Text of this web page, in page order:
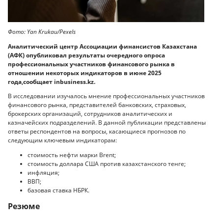
Фото: Yan Krukau/Pexels
Аналитический центр Ассоциации финансистов Казахстана
(АФК) опубликовал результаты очередного опроса
профессиональных участников финансового рынка в
отношении некоторых индикаторов в июне 2025
года,сообщает inbusiness.kz.
В исследовании изучалось мнение профессиональных участников
финансового рынка, представителей банковских, страховых,
брокерских организаций, сотрудников аналитических и
казначейских подразделений. В данной публикации представлены
ответы респондентов на вопросы, касающиеся прогнозов по
следующим ключевым индикаторам:
стоимость нефти марки Brent;
стоимость доллара США против казахстанского тенге;
инфляция;
ВВП;
базовая ставка НБРК.
Резюме